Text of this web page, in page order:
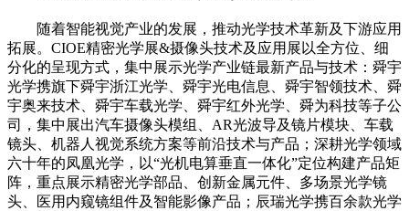
随着智能视觉产业的发展，推动光学技术革新及下游应用
拓展。CIOE精密光学展&摄像头技术及应用展以全方位、细
分化的呈现方式，集中展示光学产业链最新产品与技术：舜宇
光学携旗下舜宇浙江光学、舜宇光电信息、舜宇智领技术、舜
宇奥来技术、舜宇车载光学、舜宇红外光学、舜为科技等子公
司，集中展出汽车摄像头模组、AR光波导及镜片模块、车载
镜头、机器人视觉系统方案等前沿技术与产品；深耕光学领域
六十年的凤凰光学，以“光机电算垂直一体化”定位构建产品矩
阵，重点展示精密光学部品、创新金属元件、多场景光学镜
头、医用内窥镜组件及智能影像产品；辰瑞光学携百余款光学